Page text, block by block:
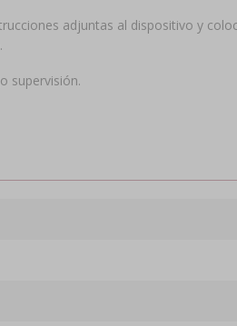
adjuntas al dispositivo y
supervisión.